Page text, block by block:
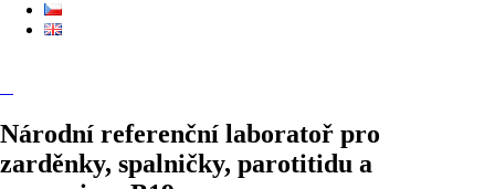
Národní referenční laboratoř pro
zarděnky, spalničky, parotitidu a